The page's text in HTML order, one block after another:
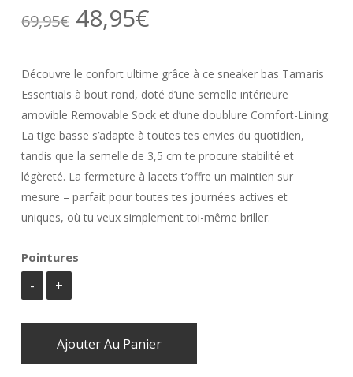
69,95€ Le
prix
initial
était :
69,95€.
48,95€Le
actuel
est :
48,95€.
Découvre le confort ultime grâce à ce sneaker bas Tamaris
Essentials à bout rond, doté d’une semelle intérieure
amovible Removable Sock et d’une doublure Comfort-Lining.
La tige basse s’adapte à toutes tes envies du quotidien,
tandis que la semelle de 3,5 cm te procure stabilité et
légèreté. La fermeture à lacets t’offre un maintien sur
mesure – parfait pour toutes tes journées actives et
uniques, où tu veux simplement toi-même briller.
Pointures
Ajouter Au Panier